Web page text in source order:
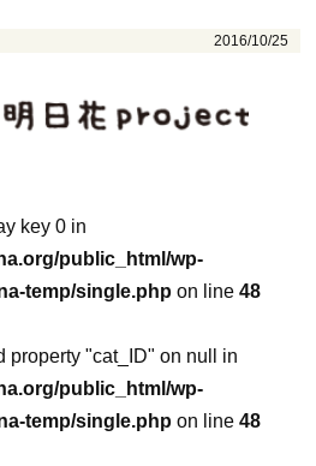
2016/10/25
key 0 in
public_html/wp-
temp/single.php on line48
property "cat_ID" on null in
public_html/wp-
temp/single.php on line48